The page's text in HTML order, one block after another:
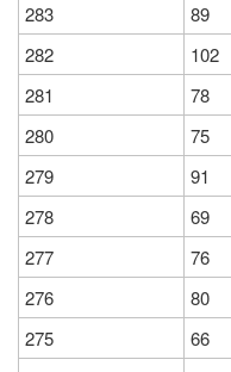
283
89
282
102
281
78
280
75
279
91
278
69
277
76
276
80
275
66